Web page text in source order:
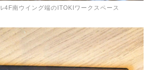
4F南ウイング端のITOKIワークスペース